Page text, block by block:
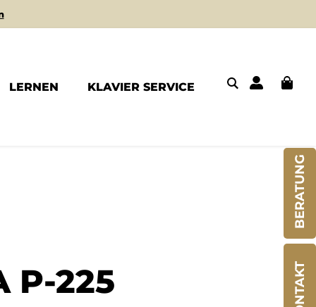
LERNEN KLAVIER SERVICE
BERATUNG
KONTAKT
P-225